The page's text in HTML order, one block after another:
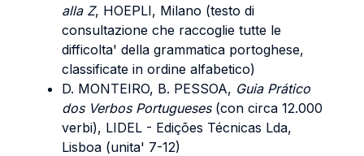
alla Z, HOEPLI, Milano (testo di
consultazione che raccoglie tutte le
difficolta' della grammatica portoghese,
classificate in ordine alfabetico)
D. MONTEIRO, B. PESSOA, Guia Prático
dos Verbos Portugueses(con circa 12.000
verbi), LIDEL - Edições Técnicas Lda,
Lisboa (unita' 7-12)